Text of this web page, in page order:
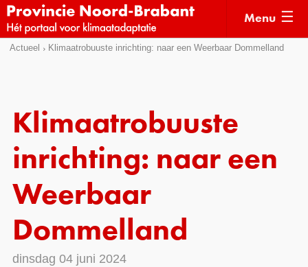
Sla
Direct
naar
menu
naar
pagina
Menu
Actueel Klimaatrobuuste inrichting: naar een Weerbaar Dommelland
Klimaatrobuuste
inrichting: naar een
Weerbaar
Dommelland
dinsdag 04 juni 2024
Actueel
Klimaatverhalen
Hulpmiddelen
Voorbeelden
Subsidies
Monitoring